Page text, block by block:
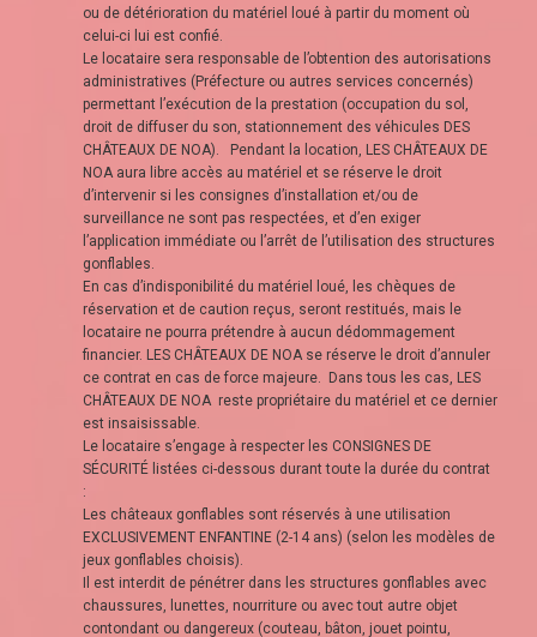
ou de détérioration du matériel loué à partir du moment où
celui-ci lui est confié.
Le locataire sera responsable de l’obtention des autorisations
administratives (Préfecture ou autres services concernés)
permettant l’exécution de la prestation (occupation du sol,
droit de diffuser du son, stationnement des véhicules DES
CHÂTEAUX DE NOA). Pendant la location, LES CHÂTEAUX DE
NOA aura libre accès au matériel et se réserve le droit
d’intervenir si les consignes d’installation et/ou de
surveillance ne sont pas respectées, et d’en exiger
l’application immédiate ou l’arrêt de l’utilisation des structures
gonflables.
En cas d’indisponibilité du matériel loué, les chèques de
réservation et de caution reçus, seront restitués, mais le
locataire ne pourra prétendre à aucun dédommagement
financier. LES CHÂTEAUX DE NOA se réserve le droit d’annuler
ce contrat en cas de force majeure. Dans tous les cas, LES
CHÂTEAUX DE NOA reste propriétaire du matériel et ce dernier
est insaisissable.
Le locataire s’engage à respecter les CONSIGNES DE
SÉCURITÉ listées ci-dessous durant toute la durée du contrat
:
Les châteaux gonflables sont réservés à une utilisation
EXCLUSIVEMENT ENFANTINE (2-14 ans) (selon les modèles de
jeux gonflables choisis).
Il est interdit de pénétrer dans les structures gonflables avec
chaussures, lunettes, nourriture ou avec tout autre objet
contondant ou dangereux (couteau, bâton, jouet pointu,